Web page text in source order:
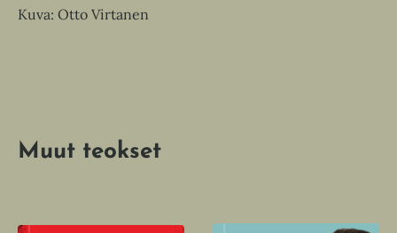
Kuva: Otto Virtanen
Muut teokset